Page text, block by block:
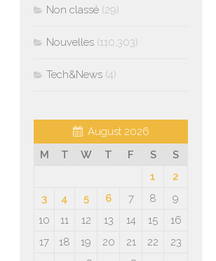
Non classé (29)
Nouvelles (110,303)
Tech&News (4)
August 2026
M
T W T F S
S
1
2
3
4 5 6 7 8
9
10
11 12 13 14 15
16
17
18 19 20 21 22
23